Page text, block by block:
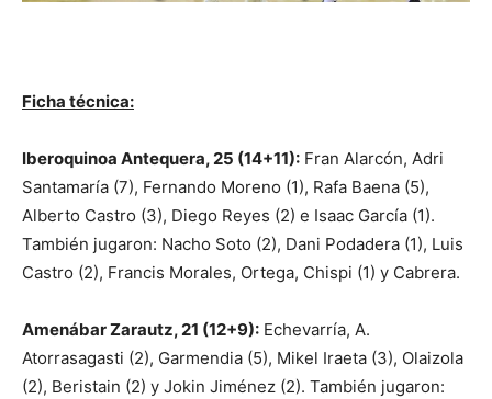
Ficha técnica:
Iberoquinoa Antequera, 25 (14+11): Fran Alarcón, Adri
Santamaría (7), Fernando Moreno (1), Rafa Baena (5),
Alberto Castro (3), Diego Reyes (2) e Isaac García (1).
También jugaron: Nacho Soto (2), Dani Podadera (1), Luis
Castro (2), Francis Morales, Ortega, Chispi (1) y Cabrera.
Amenábar Zarautz, 21 (12+9): Echevarría, A.
Atorrasagasti (2), Garmendia (5), Mikel Iraeta (3), Olaizola
(2), Beristain (2) y Jokin Jiménez (2). También jugaron: